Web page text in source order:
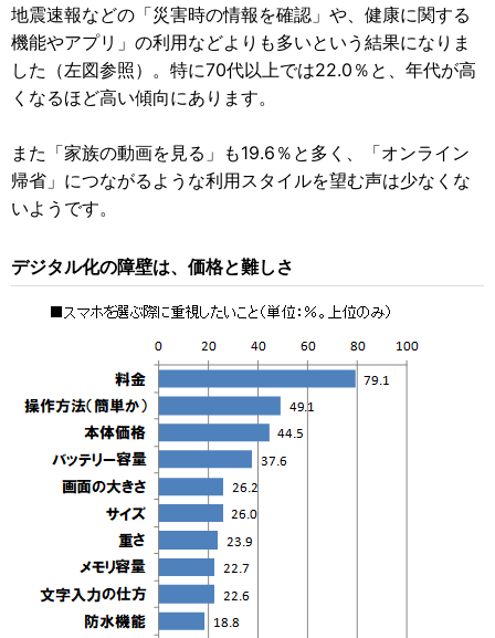
地震速報などの「災害時の情報を確認」や、健康に関する
機能やアプリ」の利用などよりも多いという結果になりま
した（左図参照）。特に70代以上では22.0％と、年代が高
くなるほど高い傾向にあります。
また「家族の動画を見る」も19.6％と多く、「オンライン
帰省」につながるような利用スタイルを望む声は少なくな
いようです。
デジタル化の障壁は、価格と難しさ